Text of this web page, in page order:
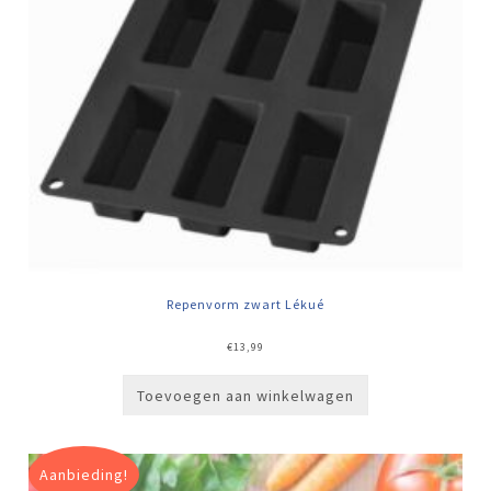
Repenvorm zwart Lékué
€13,99
Toevoegen aan winkelwagen
Aanbieding!